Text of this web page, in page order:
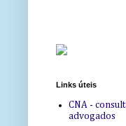
Links úteis
CNA -
advogados